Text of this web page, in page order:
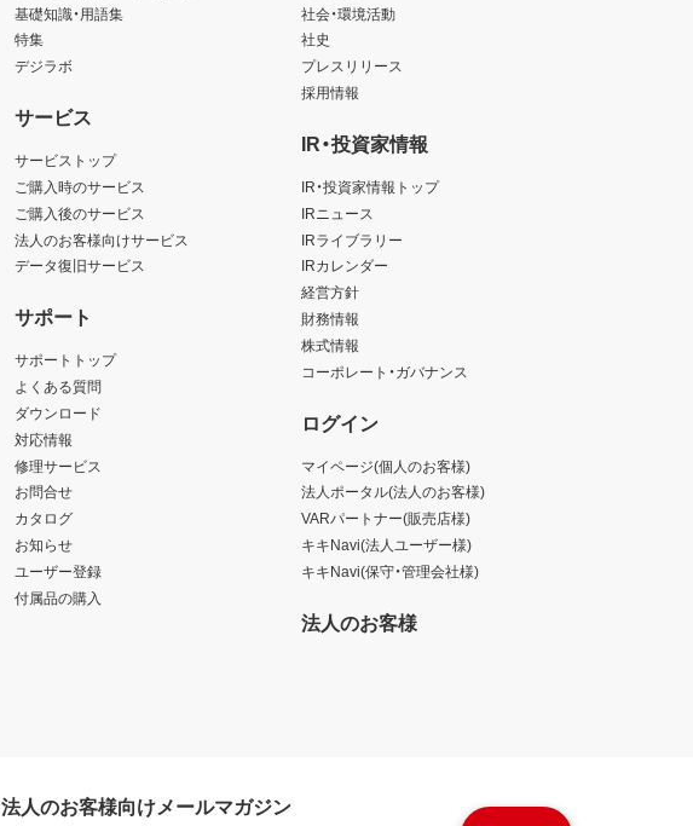
基礎知識・用語集
特集
デジラボ
サービス
サービストップ
ご購入時のサービス
ご購入後のサービス
法人のお客様向けサービス
データ復旧サービス
サポート
サポートトップ
よくある質問
ダウンロード
対応情報
修理サービス
お問合せ
カタログ
お知らせ
ユーザー登録
付属品の購入
社会・環境活動
社史
プレスリリース
採用情報
IR・投資家情報
IR・投資家情報トップ
IRニュース
IRライブラリー
IRカレンダー
経営方針
財務情報
株式情報
コーポレート・ガバナンス
ログイン
マイページ(個人のお客様)
法人ポータル(法人のお客様)
VARパートナー(販売店様)
キキNavi(法人ユーザー様)
キキNavi(保守・管理会社様)
法人のお客様
法人のお客様向けメールマガジン